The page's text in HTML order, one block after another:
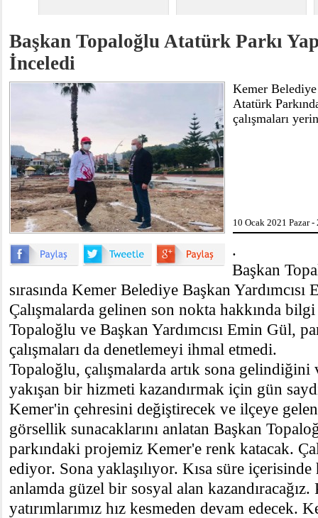
Başkan Topaloğlu Atatürk Parkı
İnceledi
Kemer
Atatürk
çalışmaları
10 Ocak 2021 Pazar -
.
Başkan
sırasında Kemer Belediye Başkan
Çalışmalarda gelinen son nokta hakkında
Topaloğlu ve Başkan Yardımcısı Emin Gül,
çalışmaları da denetlemeyi ihmal etmedi.
Topaloğlu, çalışmalarda artık sona gelindiğini
yakışan bir hizmeti kazandırmak için gün
Kemer'in çehresini değiştirecek ve ilçeye
görsellik sunacaklarını anlatan Başkan
parkındaki projemiz Kemer'e renk katacak.
ediyor. Sona yaklaşılıyor. Kısa süre içerisinde
anlamda güzel bir sosyal alan
yatırımlarımız hız kesmeden devam edecek.